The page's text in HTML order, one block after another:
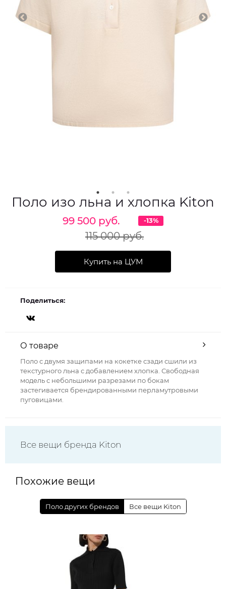
Поло изо льна и хлопка Kiton
99 500 руб.
115 000 руб.
-13%
Купить на ЦУМ
Поделиться:
О товаре
Поло с двумя защипами на кокетке сзади сшили из
текстурного льна с добавлением хлопка. Свободная
модель с небольшими разрезами по бокам
застегивается брендированными перламутровыми
пуговицами.
Все вещи бренда Kiton
Похожие вещи
Поло других брендов Все вещи Kiton